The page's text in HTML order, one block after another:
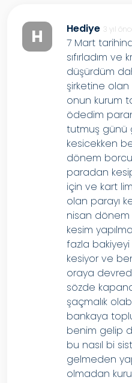
H Hediye 3 yıl
7 Mart
sıfırladım
düşürdüm
şirketine
onun kurum
ödedim
tutmuş günü
kesicekken
dönem
paradan
için ve kart
olan parayı
nisan
kesim
fazla
kesiyor ve
oraya
sözde
şaçmalık
bankaya
benim gelip
bu nasıl bi
gelmeden
olmadan